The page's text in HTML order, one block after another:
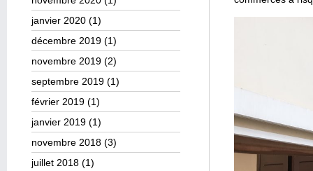
janvier 2020 (1)
décembre 2019 (1)
novembre 2019 (2)
septembre 2019 (1)
février 2019 (1)
janvier 2019 (1)
novembre 2018 (3)
juillet 2018 (1)